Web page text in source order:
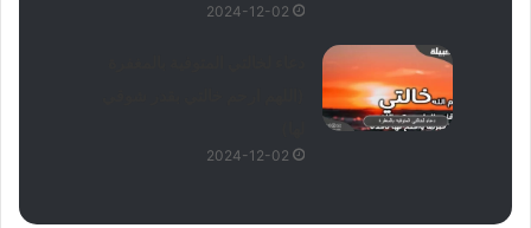
2024-12-02
2024-12-02